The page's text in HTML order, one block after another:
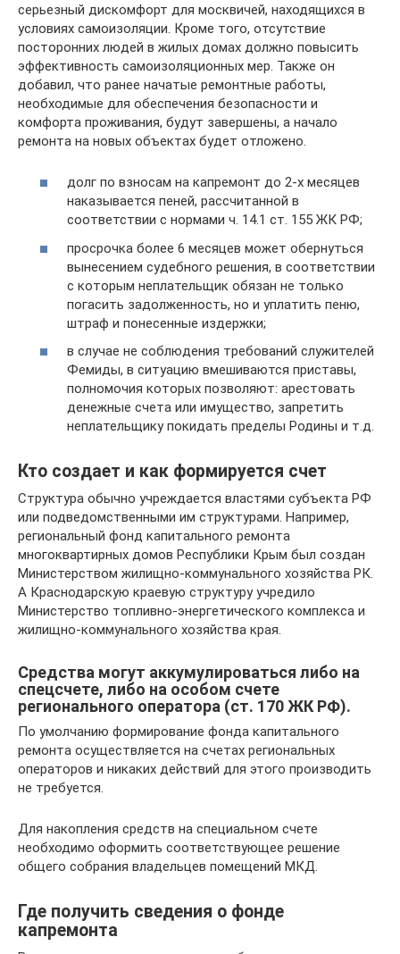
серьезный дискомфорт для москвичей, находящихся в
условиях самоизоляции. Кроме того, отсутствие
посторонних людей в жилых домах должно повысить
эффективность самоизоляционных мер. Также он
добавил, что ранее начатые ремонтные работы,
необходимые для обеспечения безопасности и
комфорта проживания, будут завершены, а начало
ремонта на новых объектах будет отложено.
долг по взносам на капремонт до 2-х месяцев
наказывается пеней, рассчитанной в
соответствии с нормами ч. 14.1 ст. 155 ЖК РФ;
просрочка более 6 месяцев может обернуться
вынесением судебного решения, в соответствии
с которым неплательщик обязан не только
погасить задолженность, но и уплатить пеню,
штраф и понесенные издержки;
в случае не соблюдения требований служителей
Фемиды, в ситуацию вмешиваются приставы,
полномочия которых позволяют: арестовать
денежные счета или имущество, запретить
неплательщику покидать пределы Родины и т.д.
Кто создает и как формируется счет
Структура обычно учреждается властями субъекта РФ
или подведомственными им структурами. Например,
региональный фонд капитального ремонта
многоквартирных домов Республики Крым был создан
Министерством жилищно-коммунального хозяйства РК.
А Краснодарскую краевую структуру учредило
Министерство топливно-энергетического комплекса и
жилищно-коммунального хозяйства края.
Средства могут аккумулироваться либо на
спецсчете, либо на особом счете
регионального оператора (ст. 170 ЖК РФ).
По умолчанию формирование фонда капитального
ремонта осуществляется на счетах региональных
операторов и никаких действий для этого производить
не требуется.
Для накопления средств на специальном счете
необходимо оформить соответствующее решение
общего собрания владельцев помещений МКД.
Где получить сведения о фонде
капремонта